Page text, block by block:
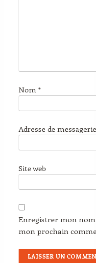
Nom *
Adresse de messagerie
Site web
Enregistrer mon
mon prochain